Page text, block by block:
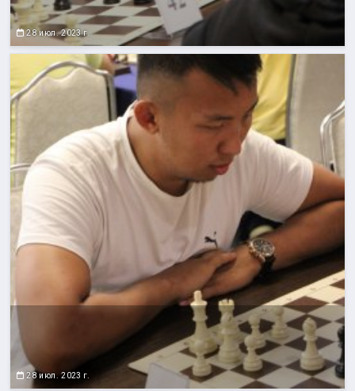
28 июл. 2023 г.
28 июл. 2023 г.